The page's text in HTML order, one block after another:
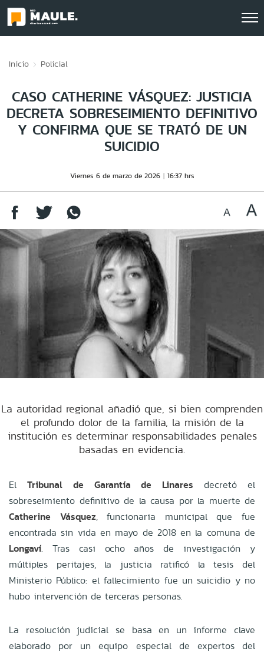
Inicio Policial
CASO CATHERINE VÁSQUEZ: JUSTICIA
DECRETA SOBRESEIMIENTO DEFINITIVO
Y CONFIRMA QUE SE TRATÓ DE UN
SUICIDIO
Viernes 6 de marzo de 2026 16:37 hrs
La autoridad regional añadió que, si bien comprenden
el profundo dolor de la familia, la misión de la
institución es determinar responsabilidades penales
basadas en evidencia.
El Tribunal de Garantía de Linares decretó el
sobreseimiento definitivo de la causa por la muerte de
Catherine Vásquez, funcionaria municipal que fue
encontrada sin vida en mayo de 2018 en la comuna de
Longaví. Tras casi ocho años de investigación y
múltiples peritajes, la justicia ratificó la tesis del
Ministerio Público: el fallecimiento fue un suicidio y no
hubo intervención de terceras personas.
La resolución judicial se basa en un informe clave
elaborado por un equipo especial de expertos del